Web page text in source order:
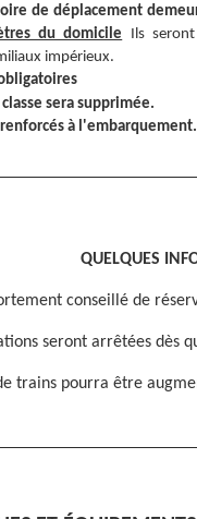
de déplacement
du domicile
Ils
impérieux.
classe sera supprimée.
à l'embarquement.
QUELQUES
conseillé de
seront arrêtées dès
trains pourra être